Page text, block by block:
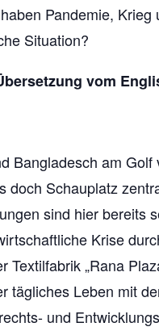
Pandemie,
Situation?
vom
Bangladesch am
doch Schauplatz
sind hier bereits
Krise
Textilfabrik „Rana
tägliches Leben mit
und